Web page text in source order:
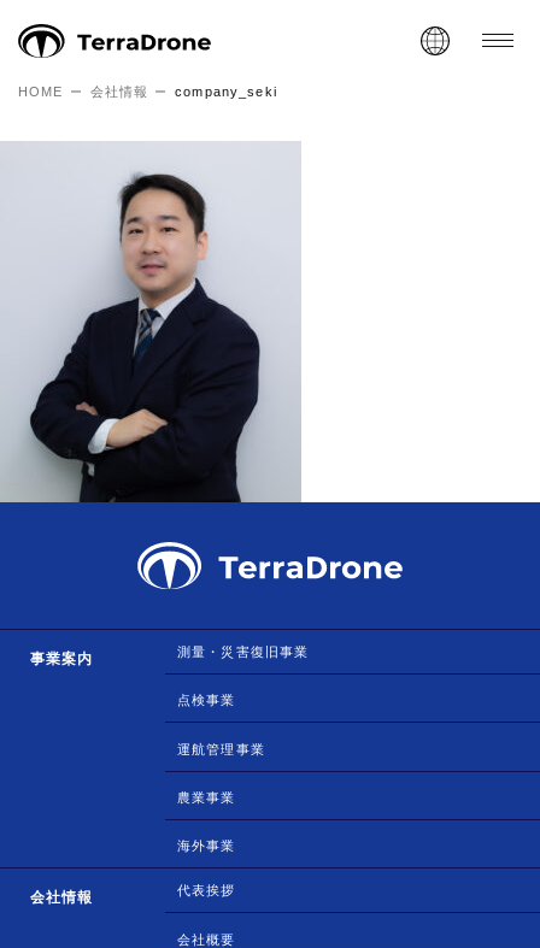
HOME 会社情報 company_seki
事業案内 測量・災害復旧事業
点検事業
運航管理事業
農業事業
海外事業
会社情報 代表挨拶
会社概要